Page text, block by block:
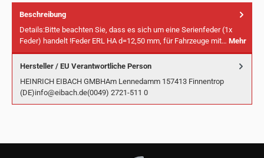
Beschreibung
Details:Bitte beachten Sie, dass es sich um eine Serienfeder (1x
Feder) handelt !Feder ERL HA d=12,50 mm, für Fahrzeuge mit… Mehr
Hersteller / EU Verantwortliche Person
HEINRICH EIBACH GMBHAm Lennedamm 157413 Finnentrop
(DE)info@eibach.de(0049) 2721-511 0